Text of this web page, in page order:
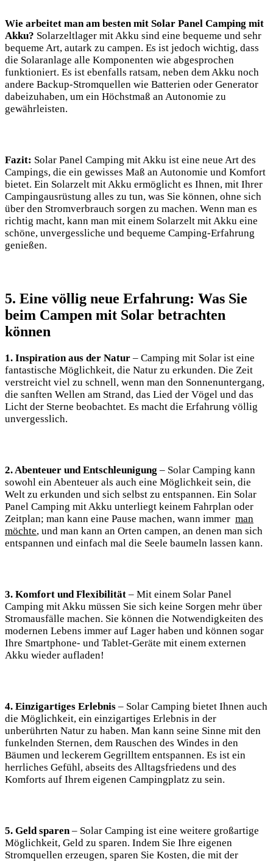
Wie arbeitet⁤ man am besten mit ⁣Solar Panel Camping mit⁣
Akku? Solarzeltlager mit Akku sind eine bequeme und sehr
bequeme Art,‍ autark zu‌ campen. Es ist jedoch ‌wichtig, dass
die Solaranlage alle⁢ Komponenten wie ‌abgesprochen
funktioniert. Es⁣ ist ebenfalls ratsam, neben dem Akku noch
andere Backup-Stromquellen wie Batterien oder ​Generator
dabeizuhaben, um ein Höchstmaß‍ an Autonomie ⁢zu ​
gewährleisten.
Fazit: Solar Panel Camping ​mit Akku ist eine neue⁤ Art des
Campings, die ein gewisses ⁣Maß an‍ Autonomie und Komfort
bietet. Ein Solarzelt ⁣mit⁣ Akku ‌ermöglicht‍ es ‍Ihnen, mit Ihrer​
Campingausrüstung alles ‌zu tun, was Sie⁤ können, ‌ohne sich
über den⁢ Stromverbrauch sorgen zu machen.‌ Wenn man ​es
richtig macht, kann man ⁤mit einem​ Solarzelt mit Akku eine
‌schöne, unvergessliche und⁤ bequeme Camping-Erfahrung
genießen.
5. ⁤Eine völlig neue ⁢Erfahrung: Was Sie
beim ⁣Campen ‍mit Solar betrachten
können
1. Inspiration aus der ‌Natur –‍ Camping ‌mit Solar⁤ ist eine⁢
fantastische ‍Möglichkeit, die Natur zu erkunden. Die Zeit⁣
verstreicht viel zu‍ schnell, wenn man den Sonnenuntergang,
die sanften Wellen ‍am Strand, das ⁣Lied der Vögel und das⁣
Licht der ⁣Sterne ⁣beobachtet. Es macht die ‌Erfahrung ⁤völlig‍
unvergesslich.
2.‌ Abenteuer⁢ und​ Entschleunigung – Solar Camping​ kann
⁢sowohl ein Abenteuer als auch eine Möglichkeit sein, die
‍Welt zu‌ erkunden und sich selbst‌ zu entspannen.⁣ Ein ‍Solar
Panel ⁤Camping mit Akku unterliegt keinem Fahrplan oder
Zeitplan; man kann ​eine Pause machen, wann immer ‍ man‍
möchte, ‍und man kann an Orten campen, ‌an denen man ⁣sich
entspannen und einfach mal die‍ Seele baumeln lassen⁤ kann.
3. ‍Komfort⁢ und Flexibilität – Mit ⁣einem Solar Panel
Camping mit Akku‍ müssen Sie sich ‍keine Sorgen ⁣mehr über
Stromausfälle⁣ machen. ‍Sie können die‍ Notwendigkeiten des
modernen Lebens immer auf Lager haben und ‌können ‌sogar
Ihre Smartphone-⁤ und Tablet-Geräte mit einem ⁢externen
Akku wieder aufladen!
4.⁣ Einzigartiges Erlebnis ​– Solar Camping bietet Ihnen auch
die Möglichkeit, ein einzigartiges Erlebnis‍ in der
unberührten ‌Natur zu haben. Man ‌kann seine ‌Sinne mit den
funkelnden⁢ Sternen, dem ‍Rauschen des Windes in den
Bäumen und leckerem ⁤Gegrilltem entspannen. Es ist ein
herrliches Gefühl, abseits des Alltagsfriedens​ und⁤ des
Komforts auf Ihrem eigenen Campingplatz zu sein.
5.⁤ Geld sparen – Solar Camping ist eine weitere ⁤großartige
Möglichkeit, Geld zu sparen. Indem Sie Ihre⁣ eigenen​
Stromquellen erzeugen, ‍sparen Sie ⁣Kosten, die‌ mit⁢ der⁤